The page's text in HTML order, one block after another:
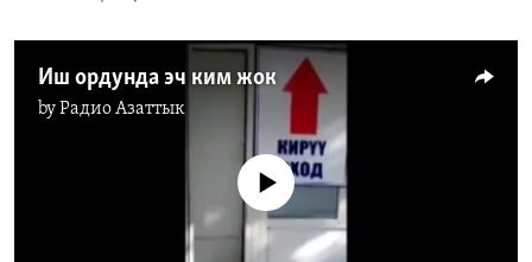
Иш ордунда эч ким жок
byРадио Азаттык
No media source currently available